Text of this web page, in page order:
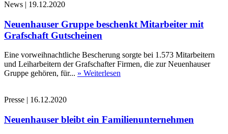
News | 19.12.2020
Neuenhauser Gruppe beschenkt Mitarbeiter mit
Grafschaft Gutscheinen
Eine vorweihnachtliche Bescherung sorgte bei 1.573 Mitarbeitern
und Leiharbeitern der Grafschafter Firmen, die zur Neuenhauser
Gruppe gehören, für... » Weiterlesen
Presse | 16.12.2020
Neuenhauser bleibt ein Familienunternehmen